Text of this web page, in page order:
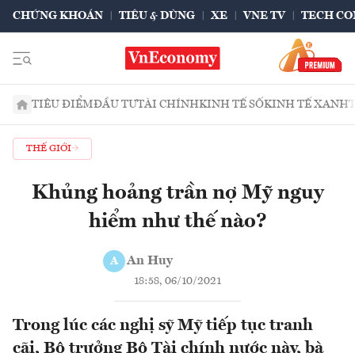
CHỨNG KHOÁN TIÊU & DÙNG XE VNE TV TECH
TIÊU ĐIỂMĐẦU TƯTÀI CHÍNHKINH TẾ SỐKINH TẾ XANH
THẾ GIỚI
Khủng hoảng trần nợ Mỹ nguy
hiểm như thế nào?
A An Huy
18:58, 06/10/2021
Trong lúc các nghị sỹ Mỹ tiếp tục tranh
cãi, Bộ trưởng Bộ Tài chính nước này, bà